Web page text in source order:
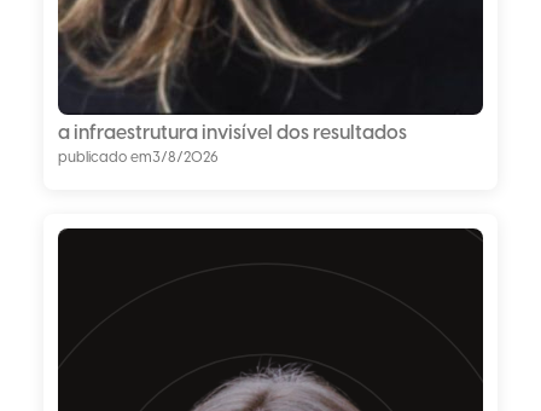
a infraestrutura invisível dos resultados
publicado em3/8/2026